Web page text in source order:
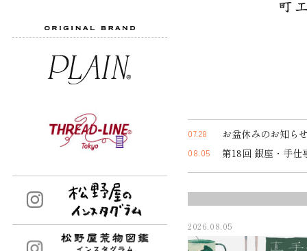
07.28 お盆休みのお知ら
08.05 第18回 銀座・手仕
2026.08.05